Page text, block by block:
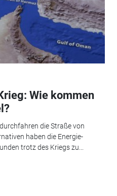
Wie kommen
die Straße von
haben die Energie-
trotz des Kriegs zu...